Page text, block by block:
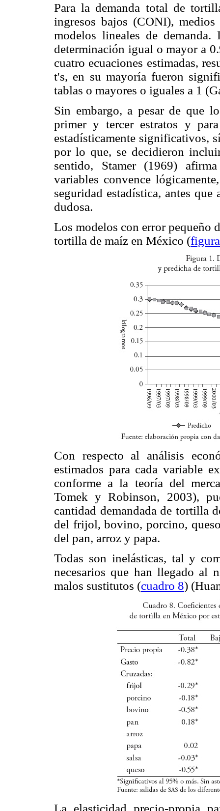
Para la demanda total de
ingresos bajos (CONI),
modelos lineales de
determinación igual o mayor a
cuatro ecuaciones estimadas,
t's, en su mayoría fueron
tablas o mayores o iguales a 1
Sin embargo, a pesar de que
primer y tercer estratos y
estadísticamente significativos,
por lo que, se decidieron
sentido, Stamer (1969)
variables convence
seguridad estadística, antes
dudosa.
Los modelos con error pequeño
tortilla de maíz en México (
Con respecto al análisis
estimados para cada variable
conforme a la teoría del
Tomek y Robinson, 2003),
cantidad demandada de tortilla
del frijol, bovino, porcino,
del pan, arroz y papa.
Todas son inelásticas, tal y
necesarios que han llegado al
malos sustitutos (cuadro 8)